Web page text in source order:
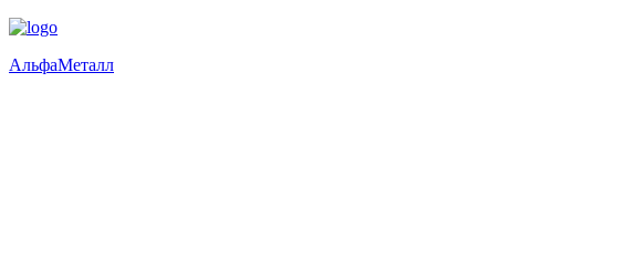
АльфаМеталл